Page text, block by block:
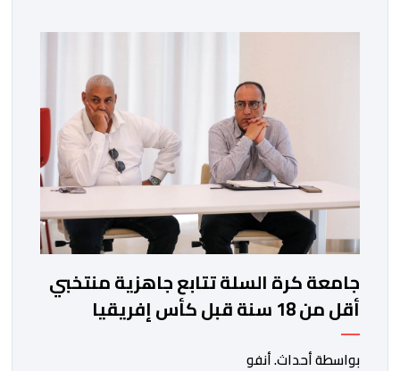
جامعة كرة السلة تتابع جاهزية منتخبي
أقل من 18 سنة قبل كأس إفريقيا
بواسطة أحداث. أنفو